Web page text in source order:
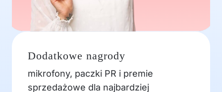
Dodatkowe nagrody
mikrofony, paczki PR i premie
sprzedażowe dla najbardziej